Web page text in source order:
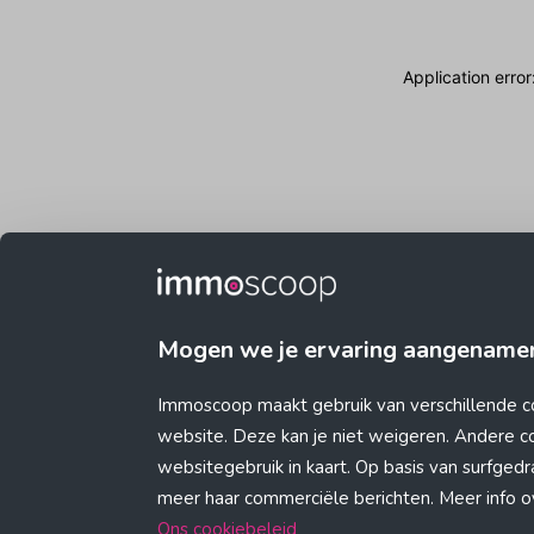
Mogen we je ervaring
Immoscoop maakt gebruik van verschillende
website. Deze kan je niet weigeren. Andere
websitegebruik in kaart. Op basis van
meer haar commerciële berichten. Meer info
Ons cookiebeleid
Application